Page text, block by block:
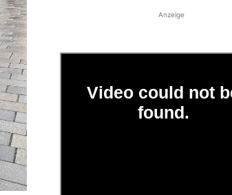
Anzeige